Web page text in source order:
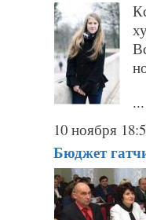
...
10 ноября
Бюджет